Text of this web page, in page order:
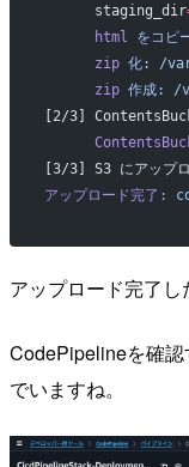
      staging_dir
      html
をコピ
      zip
化:
/
      zip
作成:
/
[2/3]
[3/3] S3 にアップ
アップロード完了:
アップロード完了し
CodePipelineを確
でいますね。